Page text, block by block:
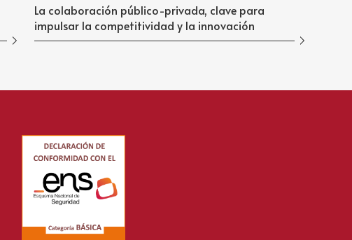
La colaboración público-privada, clave para
impulsar la competitividad y la innovación